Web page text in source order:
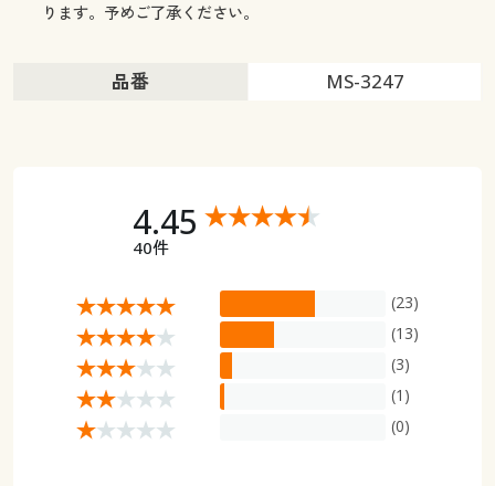
ります。予めご了承ください。
品番 MS-3247
4.45
40件
(23)
(13)
(3)
(1)
(0)